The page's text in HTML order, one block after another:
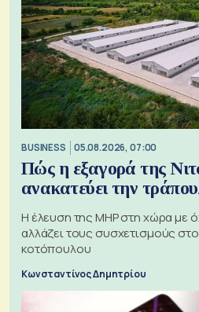
BUSINESS 05.08.2026, 07:00
Πώς η εξαγορά της
ανακατεύει την
H έλευση της MHP στη χώρα με
αλλάζει τους συσχετισμούς
κοτόπουλου
Κωνσταντίνος Δημητρίου